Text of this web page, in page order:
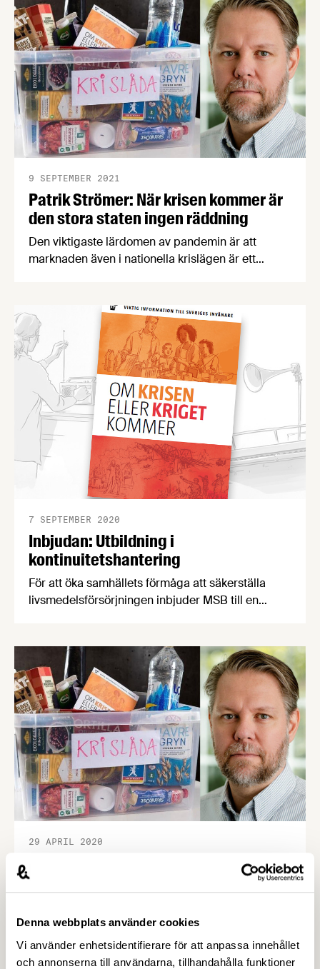
Denna webbplats använder cookies
Vi använder enhetsidentifierare för att anpassa innehållet
och annonserna till användarna, tillhandahålla funktioner
och bara om den svenska matproduktionen ökar.
Patrik Strömer: När krisen kommer är
den stora staten ingen räddning
9 SEPTEMBER 2021
Den viktigaste lärdomen av pandemin är att
marknaden även i nationella krislägen är ett
bäst på att lösa dem, skriver Patrik Strömer,
näringspolitisk expert vid Livsmedelsföretagen
och styrelseledamot i Folk och Försvar.
Inbjudan: Utbildning i
kontinuitetshantering
7 SEPTEMBER 2020
För att öka samhällets förmåga att säkerställa
livsmedelsförsörjningen inbjuder MSB till en
går till hela kedjan.
Patrik Strömer invald i styrelsen för
Folk och Försvar
29 APRIL 2020
Livsmedelsföretagen, blev igår invald i styrelsen
för Folk och Försvar.